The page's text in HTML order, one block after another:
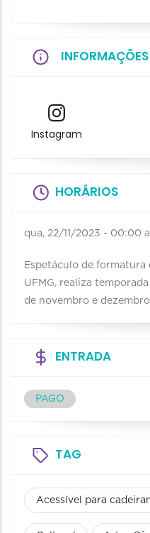
INFORMAÇÕES
Instagram
HORÁRIOS
qua, 22/11/2023 - 00:00 a
Espetáculo de
UFMG, realiza
de novembro e
ENTRADA
PAGO
TAG
Acessível para